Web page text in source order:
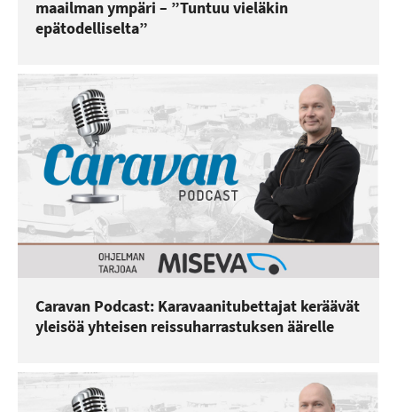
maailman ympäri – ”Tuntuu vieläkin
epätodelliselta”
Caravan Podcast: Karavaanitubettajat keräävät
yleisöä yhteisen reissuharrastuksen äärelle